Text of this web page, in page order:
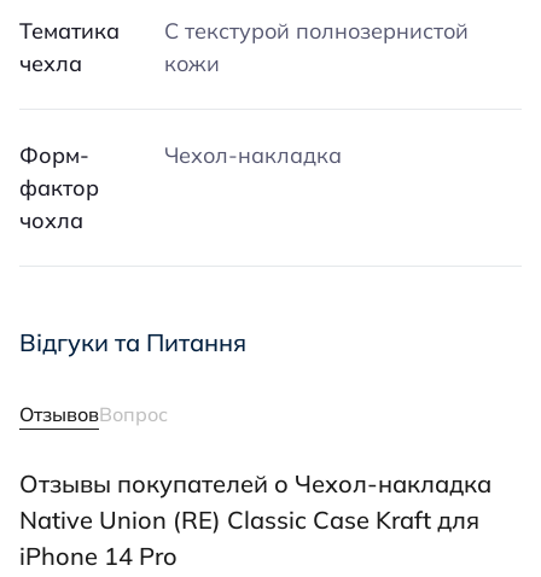
Тематика
чехла
С текстурой полнозернистой
кожи
Форм-
фактор
чохла
Чехол-накладка
Відгуки та Питання
ОтзывовВопрос
Отзывы покупателей о Чехол-накладка
Native Union (RE) Classic Case Kraft для
iPhone 14 Pro